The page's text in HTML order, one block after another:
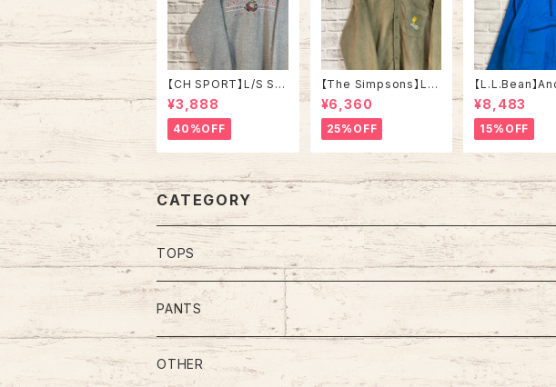
【CH SPORT】L/S Sw
eat L 90s Made in U
SA スウェット トレーナ
ー USA製 NAHL ホッ
ケー チームロゴ スポー
ツモノ アメリカ USA 古
¥3,888
40%OFF
【The Simpsons】L/S
Corduroy Shirt L 20
00s “Bart” ザ•シンプ
ソンズ コーデュロイ シ
ャツ ボタンダウン 長袖
キャラクター バート ワ
ンポイントロゴ 刺繍ロ
ゴ Y2K USA アメリカ
古着
¥6,360
25%OFF
【L.L.Bean】
arka L相当
ge エルエルビー
ラックパーカー
ンジャケット マ
パーカー マウ
ルー 美品 アメ
A 古着
¥8,483
15%OFF
CATEGORY
TOPS
Tee
S/L Tee
Polo Shirt
PANTS
Jeans/Denim
OTHER